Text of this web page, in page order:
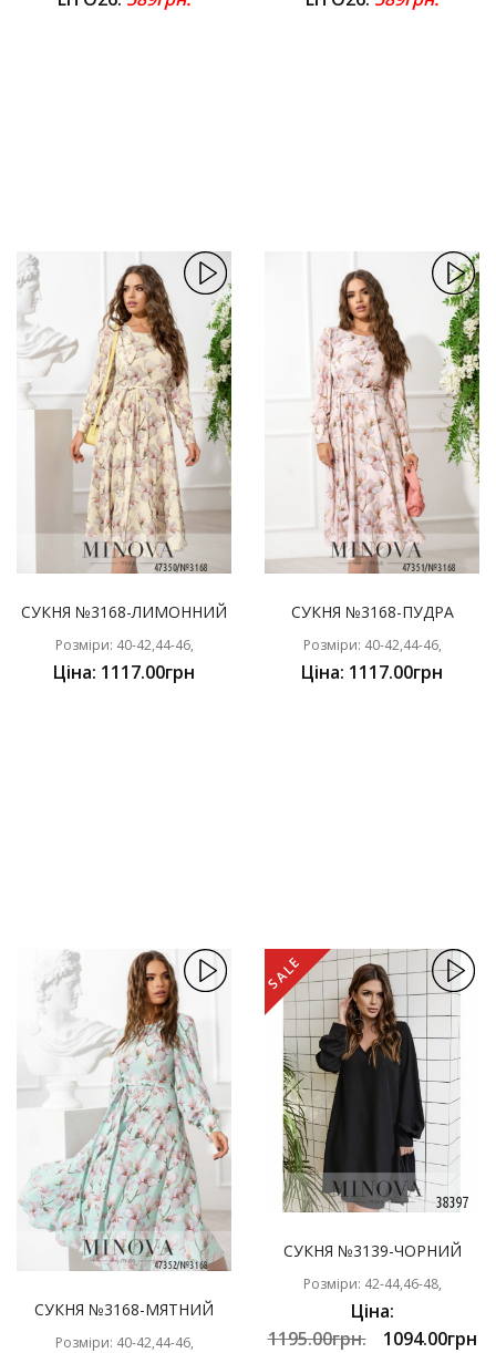
СУКНЯ №3168-ЛИМОННИЙ
Розміри: 40-42,44-46,
Ціна: 1117.00грн
СУКНЯ №3168-ПУДРА
Розміри: 40-42,44-46,
Ціна: 1117.00грн
СУКНЯ №3168-МЯТНИЙ
Розміри: 40-42,44-46,
SALE
СУКНЯ №3139-ЧОРНИЙ
Розміри: 42-44,46-48,
Ціна:
1195.00грн.
1094.00грн